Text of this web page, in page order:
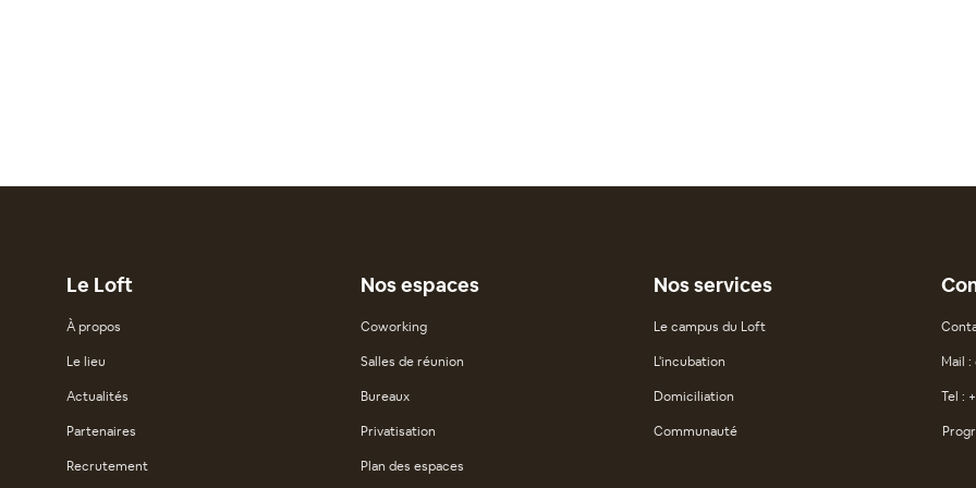
Le Loft
À propos
Le lieu
Actualités
Partenaires
Recrutement
Nos espaces
Coworking
Salles de réunion
Bureaux
Privatisation
Plan des espaces
Nos services
Le campus du Loft
L'incubation
Domiciliation
Communauté
Mail
Tel :